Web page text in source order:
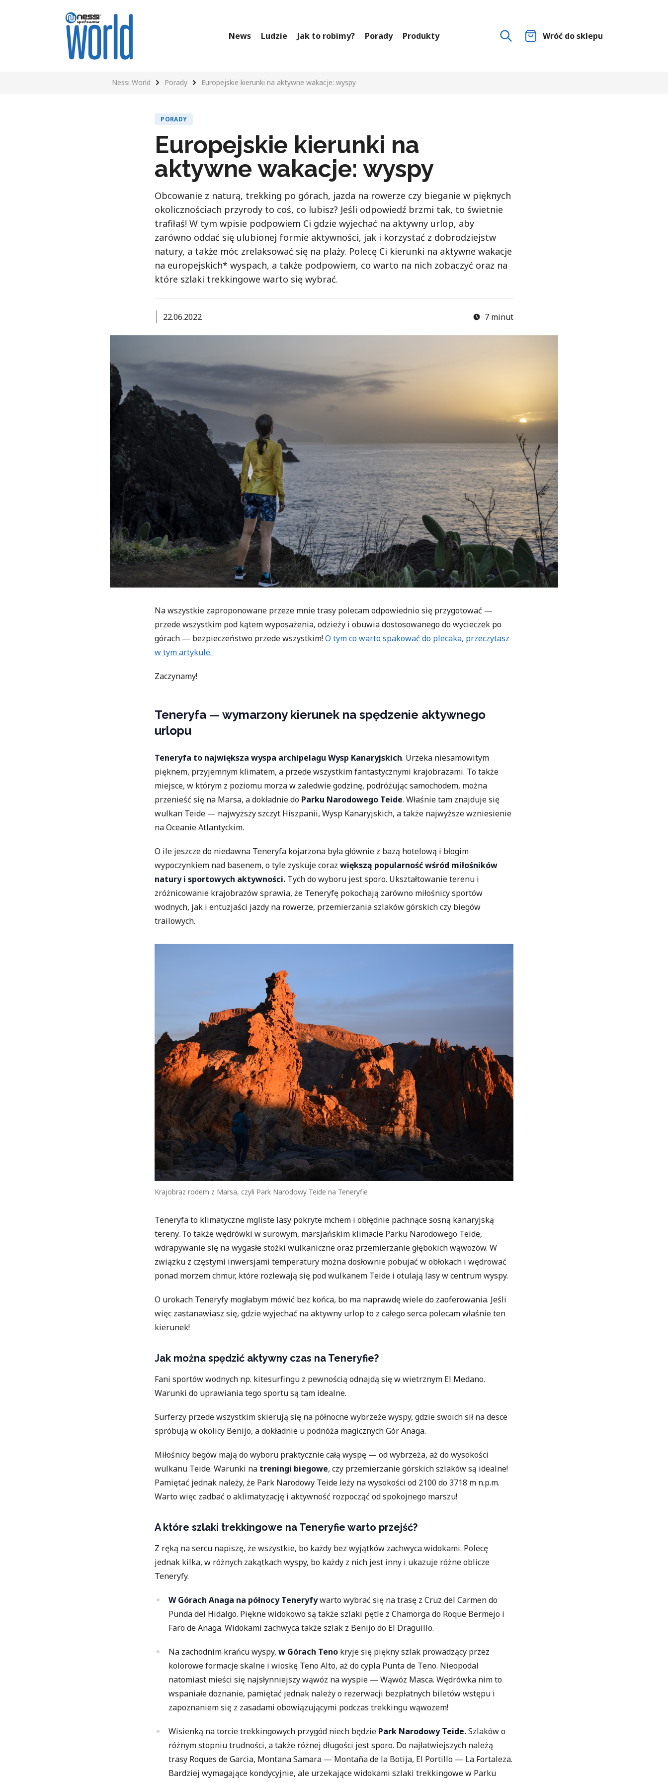
News Ludzie Jak to robimy? Porady Produkty Wróć do sklepu
Nessi World Porady Europejskie kierunki na aktywne wakacje: wyspy
PORADY
Europejskie kierunki na
aktywne wakacje: wyspy
Obcowanie z naturą, trekking po górach, jazda na rowerze czy bieganie w pięknych
okolicznościach przyrody to coś, co lubisz? Jeśli odpowiedź brzmi tak, to świetnie
trafiłaś! W tym wpisie podpowiem Ci gdzie wyjechać na aktywny urlop, aby
zarówno oddać się ulubionej formie aktywności, jak i korzystać z dobrodziejstw
natury, a także móc zrelaksować się na plaży. Polecę Ci kierunki na aktywne wakacje
na europejskich* wyspach, a także podpowiem, co warto na nich zobaczyć oraz na
które szlaki trekkingowe warto się wybrać.
22.06.2022 7 minut
Na wszystkie zaproponowane przeze mnie trasy polecam odpowiednio się przygotować —
przede wszystkim pod kątem wyposażenia, odzieży i obuwia dostosowanego do wycieczek po
górach — bezpieczeństwo przede wszystkim!O tym co warto spakować do plecaka, przeczytasz
w tym artykule.
Zaczynamy!
Teneryfa — wymarzony kierunek na spędzenie aktywnego
urlopu
Teneryfa to największa wyspa archipelagu Wysp Kanaryjskich. Urzeka niesamowitym
pięknem, przyjemnym klimatem, a przede wszystkim fantastycznymi krajobrazami. To także
miejsce, w którym z poziomu morza w zaledwie godzinę, podróżując samochodem, można
przenieść się na Marsa, a dokładnie do Parku Narodowego Teide. Właśnie tam znajduje się
wulkan Teide — najwyższy szczyt Hiszpanii, Wysp Kanaryjskich, a także najwyższe wzniesienie
na Oceanie Atlantyckim.
O ile jeszcze do niedawna Teneryfa kojarzona była głównie z bazą hotelową i błogim
wypoczynkiem nad basenem, o tyle zyskuje corazwiększą popularność wśród miłośników
natury i sportowych aktywności. Tych do wyboru jest sporo. Ukształtowanie terenu i
zróżnicowanie krajobrazów sprawia, że Teneryfę pokochają zarówno miłośnicy sportów
wodnych, jak i entuzjaści jazdy na rowerze, przemierzania szlaków górskich czy biegów
trailowych.
Krajobraz rodem z Marsa, czyli Park Narodowy Teide na Teneryfie
Teneryfa to klimatyczne mgliste lasy pokryte mchem i obłędnie pachnące sosną kanaryjską
tereny. To także wędrówki w surowym, marsjańskim klimacie Parku Narodowego Teide,
wdrapywanie się na wygasłe stożki wulkaniczne oraz przemierzanie głębokich wąwozów. W
związku z częstymi inwersjami temperatury można dosłownie pobujać w obłokach i wędrować
ponad morzem chmur, które rozlewają się pod wulkanem Teide i otulają lasy w centrum wyspy.
O urokach Teneryfy mogłabym mówić bez końca, bo ma naprawdę wiele do zaoferowania. Jeśli
więc zastanawiasz się, gdzie wyjechać na aktywny urlop to z całego serca polecam właśnie ten
kierunek!
Jak można spędzić aktywny czas na Teneryfie?
Fani sportów wodnych np. kitesurfingu z pewnością odnajdą się w wietrznym El Medano.
Warunki do uprawiania tego sportu są tam idealne.
Surferzy przede wszystkim skierują się na północne wybrzeże wyspy, gdzie swoich sił na desce
spróbują w okolicy Benijo, a dokładnie u podnóża magicznych Gór Anaga.
Miłośnicy begów mają do wyboru praktycznie całą wyspę — od wybrzeża, aż do wysokości
wulkanu Teide. Warunki na treningi biegowe, czy przemierzanie górskich szlaków są idealne!
Pamiętać jednak należy, że Park Narodowy Teide leży na wysokości od 2100 do 3718 m n.p.m.
Warto więc zadbać o aklimatyzację i aktywność rozpocząć od spokojnego marszu!
A które szlaki trekkingowe na Teneryfie warto przejść?
Z ręką na sercu napiszę, że wszystkie, bo każdy bez wyjątków zachwyca widokami. Polecę
jednak kilka, w różnych zakątkach wyspy, bo każdy z nich jest inny i ukazuje różne oblicze
Teneryfy.
W Górach Anaga na północy Teneryfywarto wybrać się na trasę z Cruz del Carmen do
Punda del Hidalgo. Piękne widokowo są także szlaki pętle z Chamorga do Roque Bermejo i
Faro de Anaga. Widokami zachwyca także szlak z Benijo do El Draguillo.
Na zachodnim krańcu wyspy,w Górach Teno kryje się piękny szlak prowadzący przez
kolorowe formacje skalne i wioskę Teno Alto, aż do cypla Punta de Teno. Nieopodal
natomiast mieści się najsłynniejszy wąwóz na wyspie — Wąwóz Masca. Wędrówka nim to
wspaniałe doznanie, pamiętać jednak należy o rezerwacji bezpłatnych biletów wstępu i
zapoznaniem się z zasadami obowiązującymi podczas trekkingu wąwozem!
Wisienką na torcie trekkingowych przygód niech będzie Park Narodowy Teide.Szlaków o
różnym stopniu trudności, a także różnej długości jest sporo. Do najłatwiejszych należą
trasy Roques de Garcia, Montana Samara — Montaña de la Botija, El Portillo — La Fortaleza.
Bardziej wymagające kondycyjnie, ale urzekające widokami szlaki trekkingowe w Parku